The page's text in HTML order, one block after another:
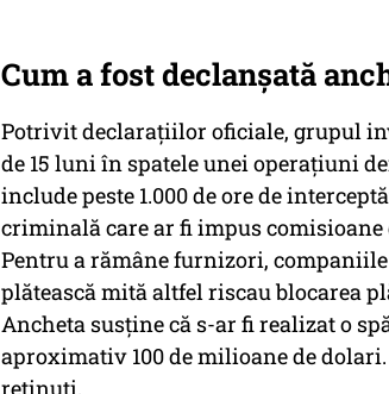
Cum a fost declanșată
Potrivit declaraţiilor oficiale, grupul
de 15 luni în spatele unei operațiuni
include peste 1.000 de ore de
criminală care ar fi impus comisioane
Pentru a rămâne furnizori,
plătească mită altfel riscau blocarea
Ancheta susţine că s-ar fi realizat o
aproximativ 100 de milioane de
reţinuţi.